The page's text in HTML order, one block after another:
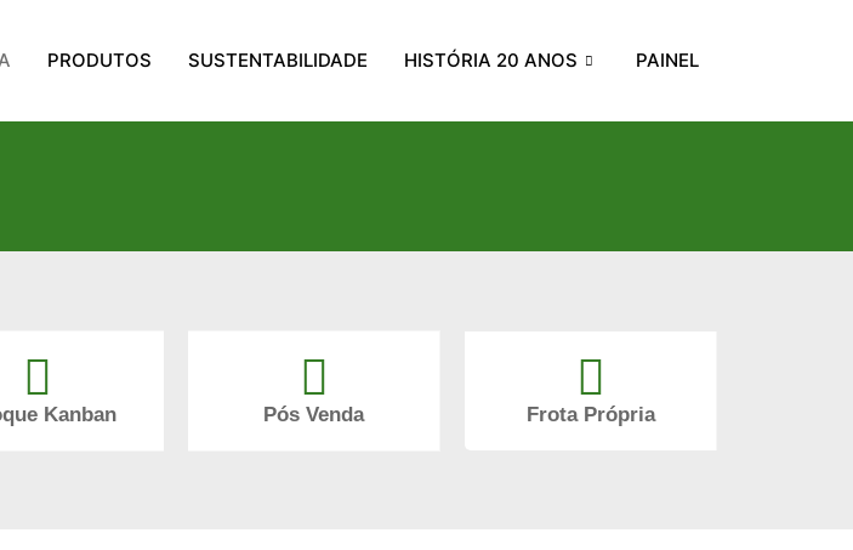
PRODUTOS SUSTENTABILIDADE HISTÓRIA 20 ANOS PAINEL
Kanban Pós Venda Frota Própria